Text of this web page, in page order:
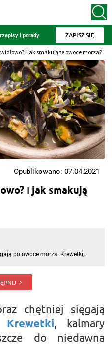
i porady ZAPISZ SIĘ
i jak smakują te owoce morza?
I jak smakują
po owoce morza. Krewetki,
ale także w domach
Opublikowano: 07.04.2021
chętniej sięgają
Krewetki, kalmary
do niedawna